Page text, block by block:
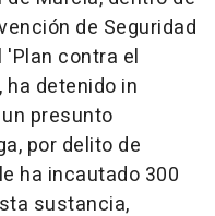
de Seguridad
'Plan contra el
detenido in
presunto
por delito de
ha incautado 300
sustancia,